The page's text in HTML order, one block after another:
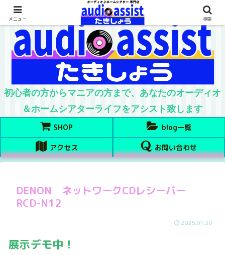
初心者の方からマニアの方まで、あなたのオーディオ
＆ホームシアターライフをアシスト致します
SHOP blog一覧
アクセス お問い合わせ
DENON ネットワークCDレシーバー
RCD-N12
2025.01.29
展示デモ中！
メニュー 検索